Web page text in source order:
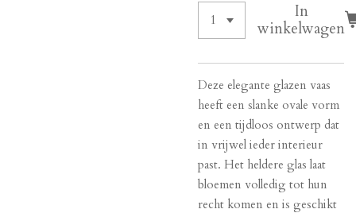
In
winkelwagen
Deze elegante glazen vaas
heeft een slanke ovale vorm
en een tijdloos ontwerp dat
in vrijwel ieder interieur
past. Het heldere glas laat
bloemen volledig tot hun
recht komen en is geschikt